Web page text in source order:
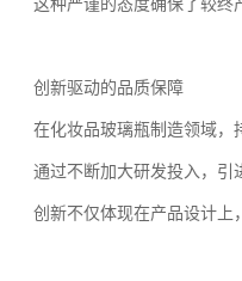
这种严谨的态度确保了较终
创新驱动的品质保障
在化妆品玻璃瓶制造领域，
通过不断加大研发投入，引
创新不仅体现在产品设计上